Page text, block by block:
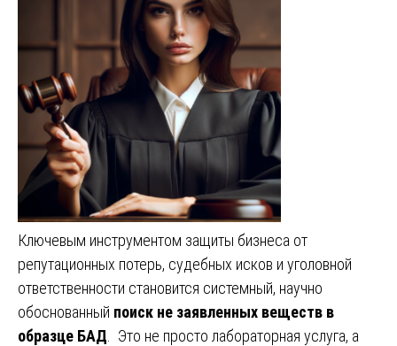
Ключевым инструментом защиты бизнеса от
репутационных потерь, судебных исков и уголовной
ответственности становится системный, научно
обоснованный поиск не заявленных веществ в
образце БАД . Это не просто лабораторная услуга, а